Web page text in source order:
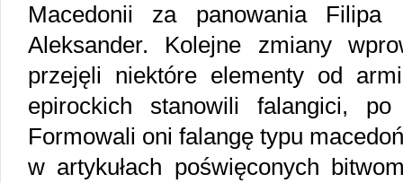
Macedonii za panowania
Aleksander. Kolejne zmiany
przejęli niektóre elementy od
epirockich stanowili falangici,
Formowali oni falangę typu
w artykułach poświęconych